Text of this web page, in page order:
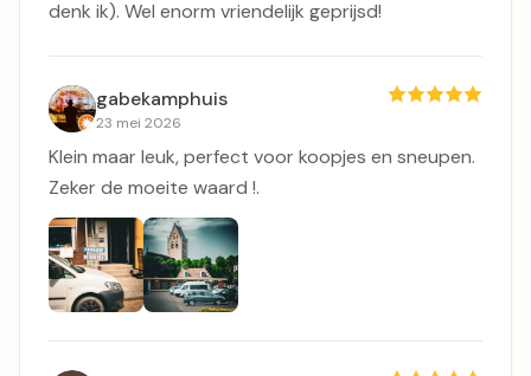
denk ik). Wel enorm vriendelijk geprijsd!
gabekamphuis
23 mei 2026
Klein maar leuk, perfect voor koopjes en sneupen.
Zeker de moeite waard !.